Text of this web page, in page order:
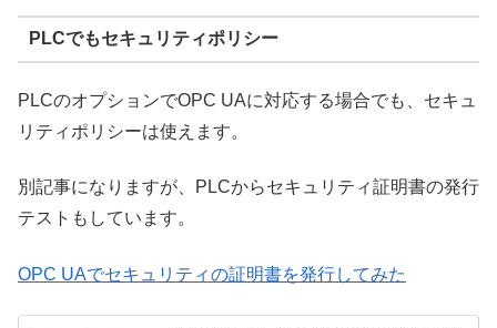
PLCでもセキュリティポリシー
PLCのオプションでOPC UAに対応する場合でも、セキュ
リティポリシーは使えます。
別記事になりますが、PLCからセキュリティ証明書の発行
テストもしています。
OPC UAでセキュリティの証明書を発行してみた